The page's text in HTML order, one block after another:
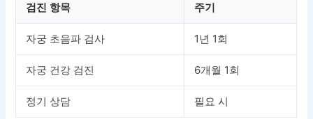
검진 항목 주기
자궁 초음파 검사 1년 1회
자궁 건강 검진 6개월 1회
정기 상담 필요 시